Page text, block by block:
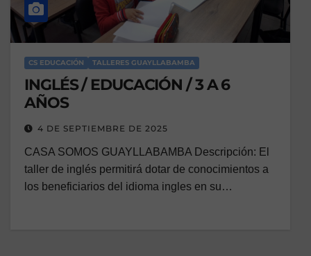
CS EDUCACIÓN TALLERES GUAYLLABAMBA
INGLÉS / EDUCACIÓN / 3 A 6
AÑOS
4 DE SEPTIEMBRE DE 2025
CASA SOMOS GUAYLLABAMBA Descripción: El
taller de inglés permitirá dotar de conocimientos a
los beneficiarios del idioma ingles en su…